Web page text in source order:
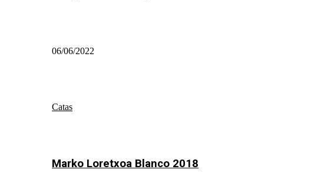
06/06/2022
Catas
Marko Loretxoa Blanco 2018